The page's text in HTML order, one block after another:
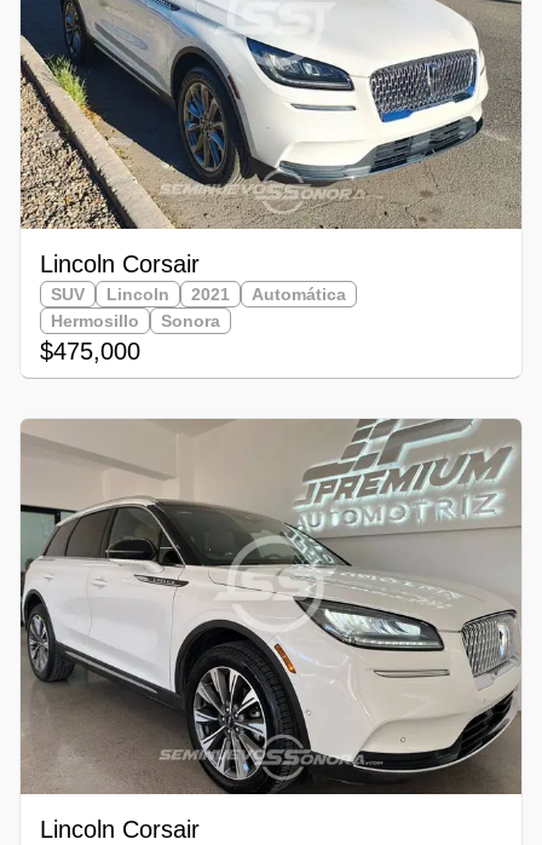
Lincoln Corsair
SUV Lincoln 2021
Automática
Hermosillo
Sonora
$475,000
Lincoln Corsair